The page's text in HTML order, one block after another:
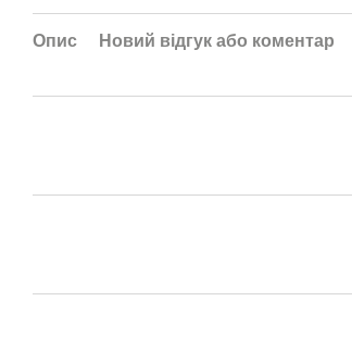
Опис Новий відгук або коментар